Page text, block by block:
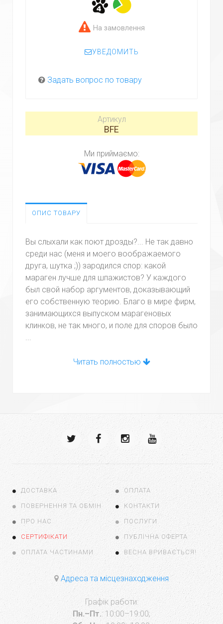
На замовлення
УВЕДОМИТЬ
Задать вопрос по товару
Артикул
BFE
Ми приймаємо:
ОПИС ТОВАРУ
Вы слыхали как поют дрозды?... Не так давно
среди нас (меня и моего воображаемого
друга, шутка ;)) зародился спор: какой
мараген лучше для шпажистов? У каждого
был свой набор аргументов, доказывающий
его собственную теорию. Благо в мире фирм,
занимающихся выпуском марагеновых
клинков, не так много, и поле для споров было
...
Читать полностью
ДОСТАВКА ОПЛАТА
ПОВЕРНЕННЯ ТА ОБМІН КОНТАКТИ
ПРО НАС ПОСЛУГИ
СЕРТИФІКАТИ ПУБЛІЧНА ОФЕРТА
ОПЛАТА ЧАСТИНАМИ ВЕСНА ВРИВАЄТЬСЯ!
Адреса та місцезнаходження
Графік работи:
Пн.–Пт.: 10:00–19:00;